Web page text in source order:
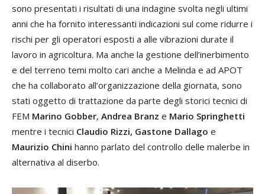
sono presentati i risultati di una indagine svolta negli ultimi
anni che ha fornito interessanti indicazioni sul come ridurre i
rischi per gli operatori esposti a alle vibrazioni durate il
lavoro in agricoltura. Ma anche la gestione dell’inerbimento
e del terreno temi molto cari anche a Melinda e ad APOT
che ha collaborato all’organizzazione della giornata, sono
stati oggetto di trattazione da parte degli storici tecnici di
FEM Marino Gobber, Andrea Branz e Mario Springhetti
mentre i tecnici Claudio Rizzi, Gastone Dallago e
Maurizio Chini hanno parlato del controllo delle malerbe in
alternativa al diserbo.